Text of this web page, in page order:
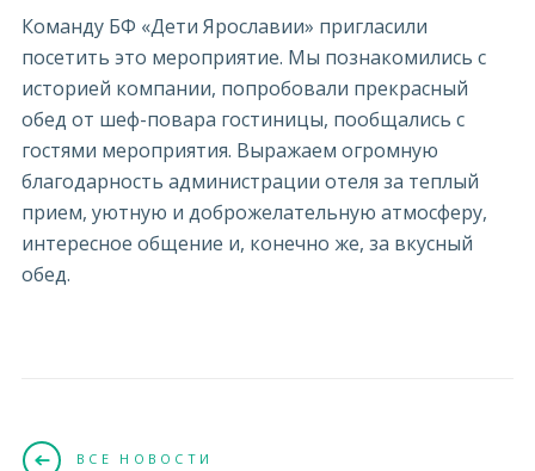
Команду БФ «Дети Ярославии» пригласили
посетить это мероприятие. Мы познакомились с
историей компании, попробовали прекрасный
обед от шеф-повара гостиницы, пообщались с
гостями мероприятия. Выражаем огромную
благодарность администрации отеля за теплый
прием, уютную и доброжелательную атмосферу,
интересное общение и, конечно же, за вкусный
обед.
ВСЕ НОВОСТИ